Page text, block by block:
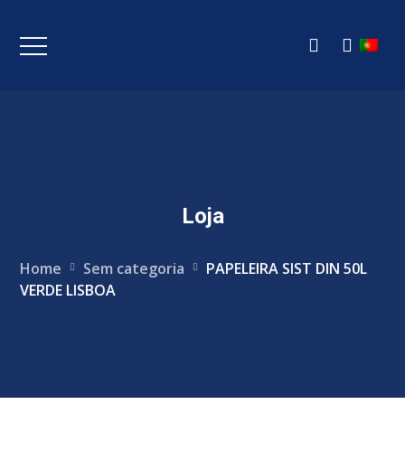
Loja
Home Sem categoria
PAPELEIRA SIST DIN 50L
VERDE LISBOA